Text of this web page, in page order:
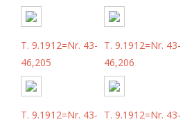
T. 9.1912=Nr. 43-
46,205
T. 9.1912=Nr. 43-
46,206
T. 9.1912=Nr. 43- T. 9.1912=Nr. 43-